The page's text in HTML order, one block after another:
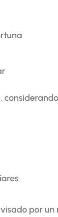
,
por un